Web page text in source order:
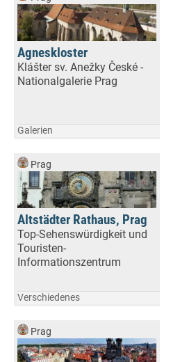
Agneskloster
Klášter sv. Anežky České -
Nationalgalerie Prag
Galerien
Prag
Altstädter Rathaus, Prag
Top-Sehenswürdigkeit und
Touristen-
Informationszentrum
Verschiedenes
Prag